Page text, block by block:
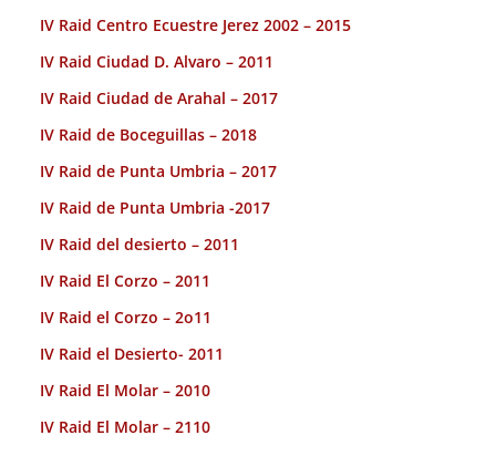
IV Raid Centro Ecuestre Jerez 2002 – 2015
IV Raid Ciudad D. Alvaro – 2011
IV Raid Ciudad de Arahal – 2017
IV Raid de Boceguillas – 2018
IV Raid de Punta Umbria – 2017
IV Raid de Punta Umbria -2017
IV Raid del desierto – 2011
IV Raid El Corzo – 2011
IV Raid el Corzo – 2o11
IV Raid el Desierto- 2011
IV Raid El Molar – 2010
IV Raid El Molar – 2110